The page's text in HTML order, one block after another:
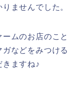
ませんでした。
ムのお店のこと
などをみつける
きますね♪